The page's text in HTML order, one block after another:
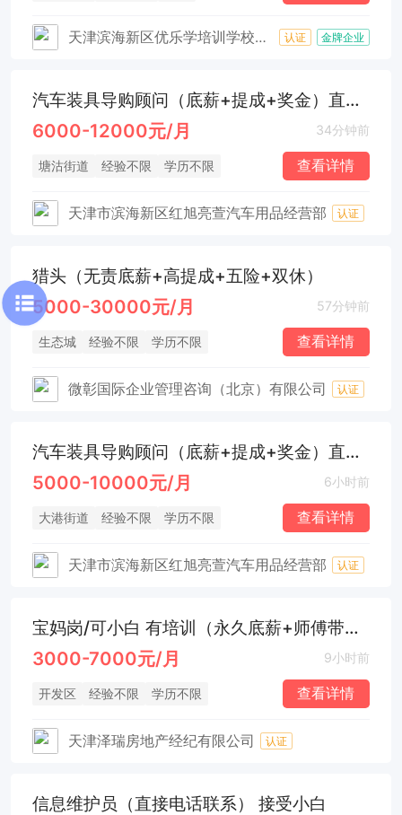
天津滨海新区优乐学培训学校责任有限公司 认证 金牌企业
汽车装具导购顾问（底薪+提成+奖金）直接电话联系
6000-12000元/月 34分钟前
塘沽街道 经验不限 学历不限 查看详情
天津市滨海新区红旭亮萱汽车用品经营部 认证
猎头（无责底薪+高提成+五险+双休）
5000-30000元/月 57分钟前
生态城 经验不限 学历不限 查看详情
微彰国际企业管理咨询（北京）有限公司 认证
汽车装具导购顾问（底薪+提成+奖金）直接电话联系
5000-10000元/月 6小时前
大港街道 经验不限 学历不限 查看详情
天津市滨海新区红旭亮萱汽车用品经营部 认证
宝妈岗/可小白 有培训（永久底薪+师傅带教+高提成+节假日福利）
3000-7000元/月 9小时前
开发区 经验不限 学历不限 查看详情
天津泽瑞房地产经纪有限公司 认证
信息维护员（直接电话联系） 接受小白